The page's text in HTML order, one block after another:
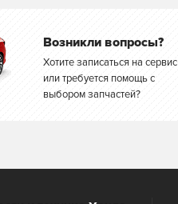
Возникли вопросы?
Хотите записаться на сервис
или требуется помощь с
выбором запчастей?